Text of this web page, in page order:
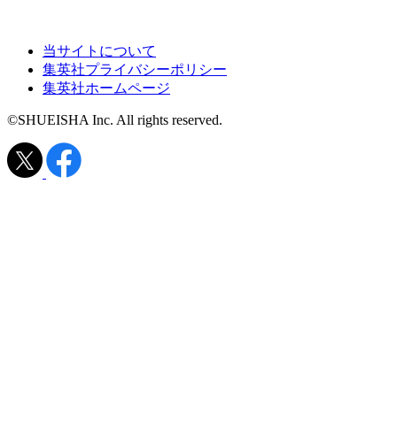
当サイトについて
集英社プライバシーポリシー
集英社ホームページ
©SHUEISHA Inc. All rights reserved.